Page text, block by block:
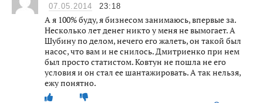
07.05.2014 23:18
А я 100% буду, я бизнесом занимаюсь, впервые за.
Несколько лет денег никто у меня не вымогает. А
Шубину по делом, нечего его жалеть, он такой был
насос, что вам и не снилось. Дмитриенко при нем
был просто статистом. Ковтун не пошла не его
условия и он стал ее шантажировать. А так нельзя,
ежу понятно.